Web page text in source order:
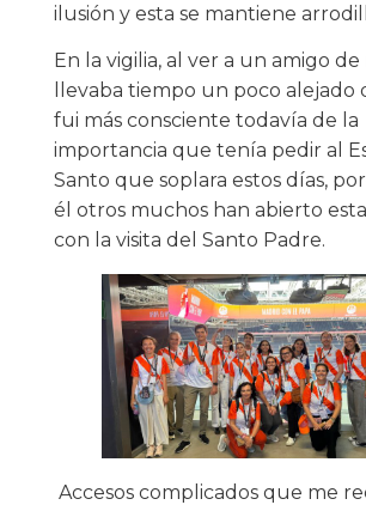
ilusión y esta se mantiene
En la vigilia, al ver a un amigo
llevaba tiempo un poco alejado
fui más consciente todavía de la
importancia que tenía pedir al
Santo que soplara estos días,
él otros muchos han abierto
con la visita del Santo Padre.
Accesos complicados que me